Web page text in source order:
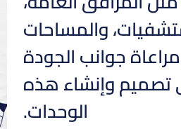
والمساحات
جوانب الجودة
تصميم وإنشاء هذه
الوحدات.